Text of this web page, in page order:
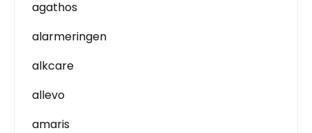
agathos
alarmeringen
alkcare
allevo
amaris